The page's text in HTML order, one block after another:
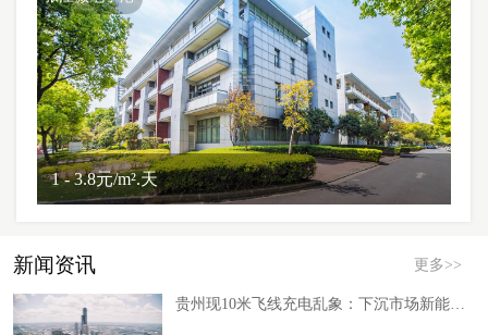
1 - 3.8元/m².天
新闻资讯 更多>>